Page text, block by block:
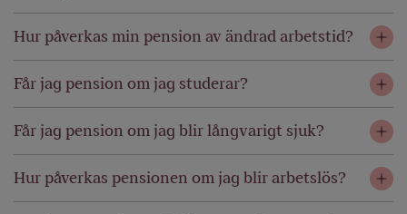
Hur påverkas min pension av ändrad arbetstid?
Får jag pension om jag studerar?
Får jag pension om jag blir långvarigt sjuk?
Hur påverkas pensionen om jag blir arbetslös?